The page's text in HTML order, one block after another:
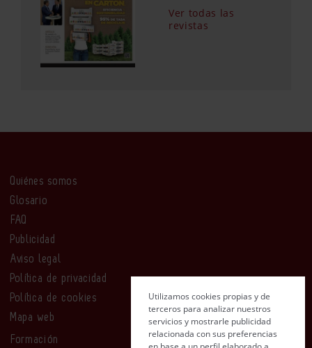
Ver todas las
revistas
Quiénes somos
Glosario
FAQ
Publicidad
Aviso legal
Política de privacidad
Política de cookies
Mapa web
Formación
Utilizamos cookies propias y de
terceros para analizar nuestros
servicios y mostrarle publicidad
relacionada con sus preferencias